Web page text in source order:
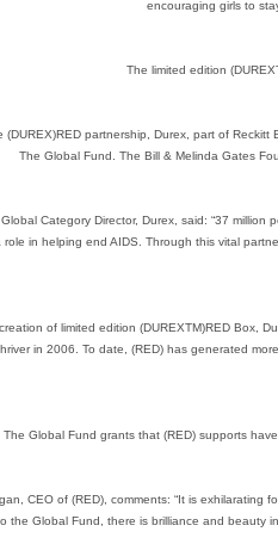
encouraging girls to
The limited edition
(DUREX)RED partnership, Durex, part of
The Global Fund. The Bill & Melinda Gates
Category Director, Durex, said: “37
role in helping end AIDS. Through this vital
of limited edition (DUREXTM)RED Box,
in 2006. To date, (RED) has generated
The Global Fund grants that (RED) supports
CEO of (RED), comments: “It is exhilarating
the Global Fund, there is brilliance and beauty